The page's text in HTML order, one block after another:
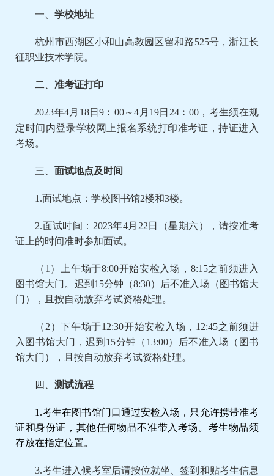
一、 学校地址
杭州市西湖区小和山高教园区留和路525号，浙江长
征职业技术学院。
二、 准考证打印
2023年4月18日9︰00～4月19日24︰00，考生须在规
定时间内登录学校网上报名系统打印准考证，持证进入
考场。
三、 面试地点及时间
1.面试地点：学校图书馆2楼和3楼。
2.面试时间：2023年4月22 日（星期六），请按准考
证上的时间准时参加面试。
（1）上午场于8:00开始安检入场，8:15之前须进入
图书馆大门。迟到1 5分钟（8:30）后不准入场（图书馆大
门），且按自动放弃考试资格处理。
（2）下午场于1 2:30开始安检入场，1 2:45之前须进
入图书馆大门，迟到1 5分钟（13:00）后不准入场（图书
馆大门），且按自动放弃考试资格处理。
四、 测试流程
1.考生在图书馆门口通过安检入场，只允许携带准考
证和身份证，其他任何物品不准带入考场。考生物品须
存放在指定位置。
3.考生进入候考室后请按位就坐、签到和贴考生信息